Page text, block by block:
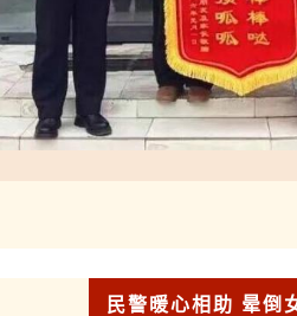
民警暖心相助 晕倒